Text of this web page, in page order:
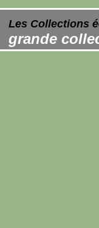
Les Collections
grande